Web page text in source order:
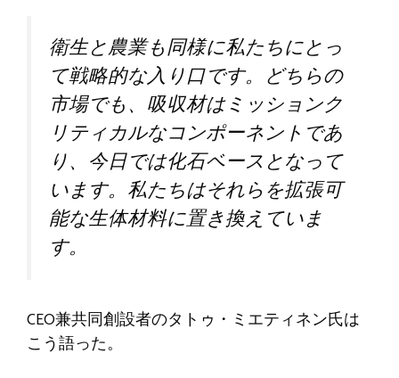
衛生と農業も同様に私たちにとっ
て戦略的な入り口です。どちらの
市場でも、吸収材はミッションク
リティカルなコンポーネントであ
り、今日では化石ベースとなって
います。私たちはそれらを拡張可
能な生体材料に置き換えていま
す。
CEO兼共同創設者のタトゥ・ミエティネン氏は
こう語った。